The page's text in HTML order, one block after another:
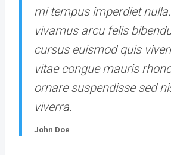
mi tempus imperdiet
vivamus arcu felis
cursus euismod quis
vitae congue mauris
ornare suspendisse sed
viverra.
John Doe